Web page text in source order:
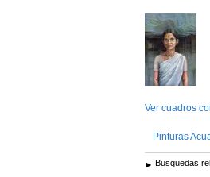
Ver cuadros
Pinturas
Busquedas